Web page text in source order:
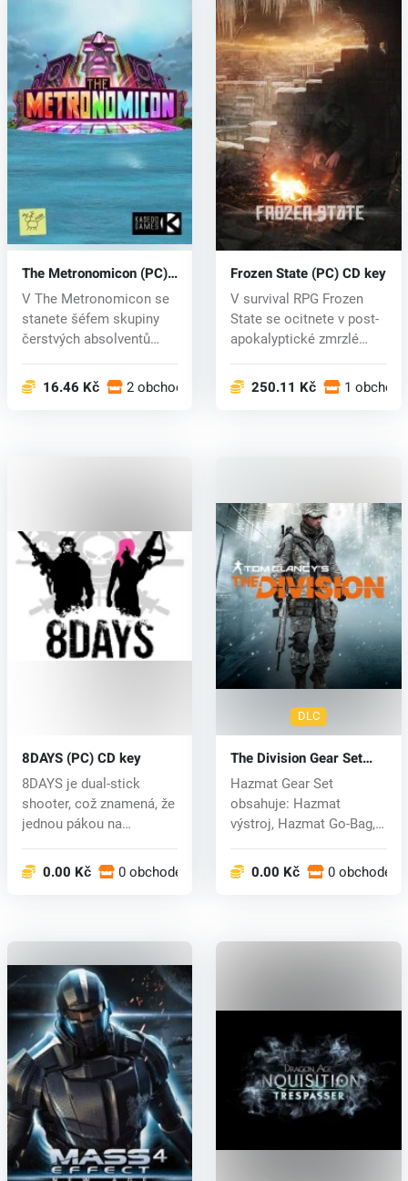
The Metronomicon (PC)
CD key
V The Metronomicon se
stanete šéfem skupiny
čerstvých absolventů
16.46 Kč 2 obchodech
Frozen State (PC) CD key
V survival RPG Frozen
State se ocitnete v post-
apokalyptické zmrzlé
250.11 Kč 1
8DAYS (PC) CD key
8DAYS je dual-stick
shooter, což znamená, že
jednou pákou na
0.00 Kč 0 obchodech
DLC
The Division Gear Set
(PC) CD key
Hazmat Gear Set
obsahuje: Hazmat
výstroj, Hazmat Go-Bag,
0.00 Kč 0 obchodech